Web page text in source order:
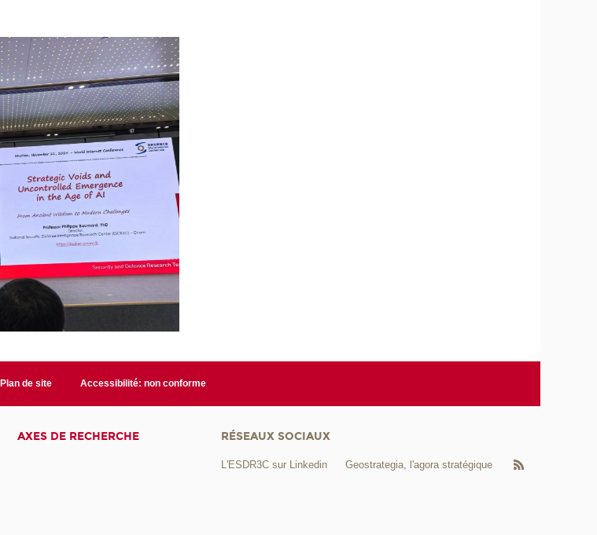
Plan de site Accessibilité: non conforme
AXES DE RECHERCHE RÉSEAUX SOCIAUX
L'ESDR3C sur Linkedin Geostrategia, l'agora stratégique